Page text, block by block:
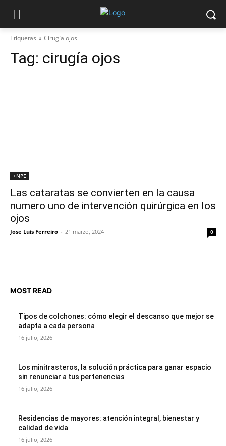
Etiquetas Cirugía ojos
Tag: cirugía ojos
+NPE
Las cataratas se convierten en la causa
numero uno de intervención quirúrgica en los
ojos
Jose Luis Ferreiro - 21 marzo, 2024 0
MOST READ
Tipos de colchones: cómo elegir el descanso que mejor se
adapta a cada persona
16 julio, 2026
Los minitrasteros, la solución práctica para ganar espacio
sin renunciar a tus pertenencias
16 julio, 2026
Residencias de mayores: atención integral, bienestar y
calidad de vida
16 julio, 2026